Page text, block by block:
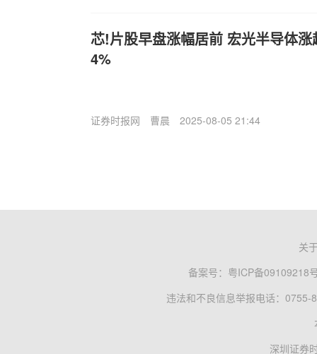
芯!片股早盘涨幅居前 宏光半导体
4%
证券时报网 曹晨 2025-08-05 21:44
关
备案号： 粤ICP备09109218
违法和不良信息举报电话：0755-
深圳证券